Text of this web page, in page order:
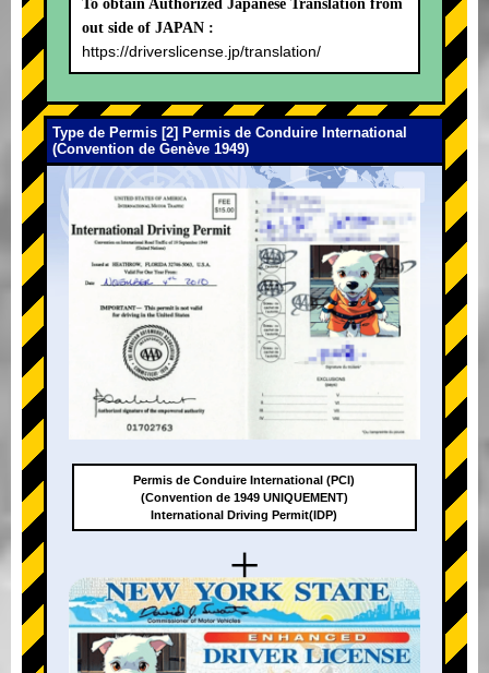
To obtain Authorized Japanese Translation from
out side of JAPAN :
https://driverslicense.jp/translation/
Type de Permis [2] Permis de Conduire International
(Convention de Genève 1949)
+
Permis de Conduire International (PCI)
(Convention de 1949 UNIQUEMENT)
International Driving Permit(IDP)